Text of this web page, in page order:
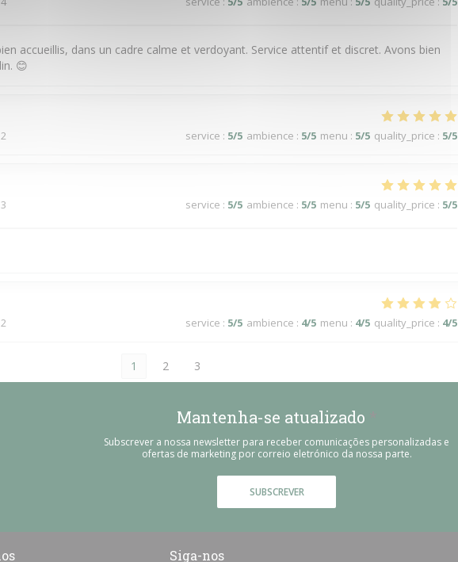
accueillis, dans un cadre calme et verdoyant. Service attentif et discret. Avons bien
😊
service : 5/5 ambience : 5/5 menu : 5/5 quality_price : 5/5
service : 5/5 ambience : 5/5 menu : 5/5 quality_price : 5/5
service : 5/5 ambience : 4/5 menu : 4/5 quality_price : 4/5
1 2 3
Mantenha-se atualizado
Subscrever a nossa newsletter para receber comunicações personalizadas e
ofertas de marketing por correio eletrónico da nossa parte.
SUBSCREVER
Siga-nos